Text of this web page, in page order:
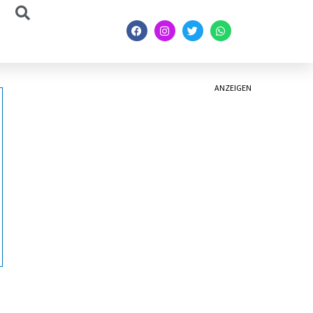
ANZEIGEN